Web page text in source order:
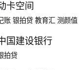
卡空间
账 银拍贷 教育汇 测颜值
国建设银行
拍贷